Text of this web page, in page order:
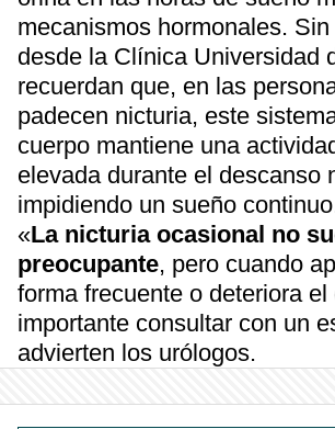
mecanismos hormonales.
desde la Clínica Universidad
recuerdan que, en las
padecen nicturia, este
cuerpo mantiene una
elevada durante el descanso
impidiendo un sueño
«La nicturia ocasional no
preocupante, pero cuando
forma frecuente o deteriora
importante consultar con un
advierten los urólogos.